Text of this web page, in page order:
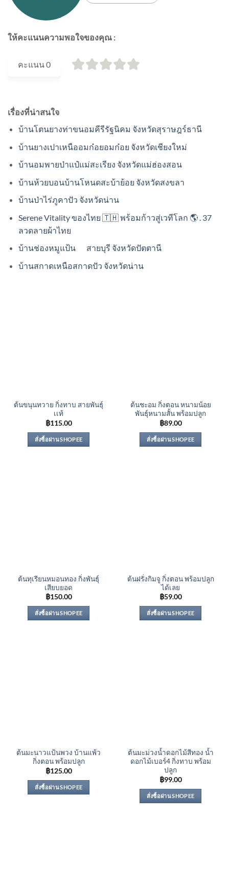
ให้คะแนนความพอใจของคุณ :
คะแนน0
เรื่องที่น่าสนใจ
บ้านโตนยางท่าขนอมคีรีรัฐนิคม จังหวัดสุราษฎร์ธานี
บ้านยางเปาเหนืออมก๋อยอมก๋อย จังหวัดเชียงใหม่
บ้านอมพายป่าแป๋แม่สะเรียง จังหวัดแม่ฮ่องสอน
บ้านห้วยบอนบ้านโหนดสะบ้าย้อย จังหวัดสงขลา
บ้านป่าไร่ภูคาปัว จังหวัดน่าน
Serene Vitality ของไทย 🇹🇭 พร้อมก้าวสู่เวทีโลก 🌎 . 37
ลวดลายผ้าไทย
บ้านช่องหมูแป้น สายบุรี จังหวัดปัตตานี
บ้านสกาดเหนือสกาดปัว จังหวัดน่าน
ต้นขนุนทวาย กิ่งทาบ สายพันธุ์
เเท้
฿115.00
สั่งซื้อผ่าน SHOPEE
ต้นชะอม กิ่งตอน หนามน้อย
พันธุ์หนามสั้น พร้อมปลูก
฿89.00
สั่งซื้อผ่าน SHOPEE
ต้นทุเรียนหมอนทอง กิ่งพันธุ์
เสียบยอด
฿150.00
สั่งซื้อผ่าน SHOPEE
ต้นฝรั่งกิมจู กิ่งตอน พร้อมปลูก
ได้เลย
฿59.00
สั่งซื้อผ่าน SHOPEE
ต้นมะนาวแป้นพวง บ้านแพ้ว
กิ่งตอน พร้อมปลูก
฿125.00
สั่งซื้อผ่าน SHOPEE
ต้นมะม่วงน้ำดอกไม้สีทอง น้ำ
ดอกไม้เบอร์4 กิ่งทาบ พร้อม
ปลูก
฿99.00
สั่งซื้อผ่าน SHOPEE